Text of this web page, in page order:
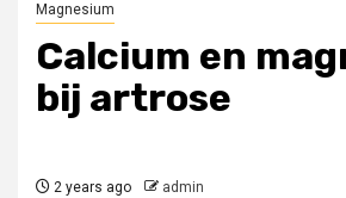
Magnesium
Calcium en
bij artrose
2 years ago admin